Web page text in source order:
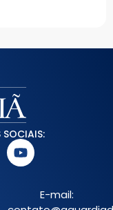
SOCIAIS:
E-mail: